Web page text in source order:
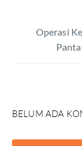
Operasi
BELUM ADA